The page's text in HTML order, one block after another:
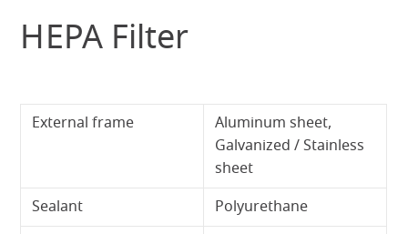
HEPA Filter
External frame
Aluminum sheet,
Galvanized / Stainless
sheet
Sealant
Polyurethane